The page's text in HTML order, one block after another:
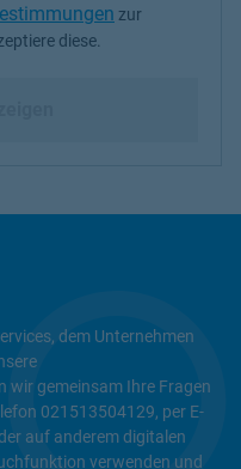
zur Kenntnis
zur
diese.
dem Unternehmen
wir gemeinsam Ihre Fragen
021513504129, per E-
auf anderem digitalen
verwenden und